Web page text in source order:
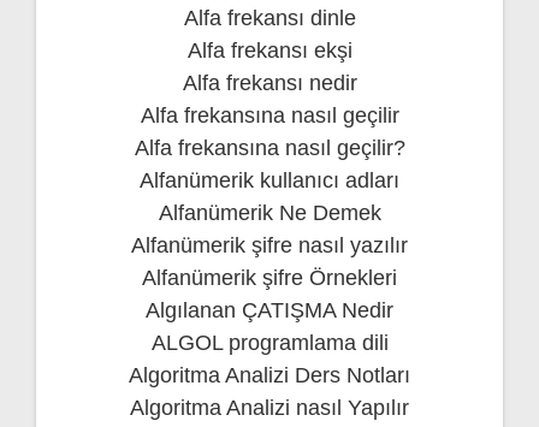
Alfa frekansı dinle
Alfa frekansı ekşi
Alfa frekansı nedir
Alfa frekansına nasıl geçilir
Alfa frekansına nasıl geçilir?
Alfanümerik kullanıcı adları
Alfanümerik Ne Demek
Alfanümerik şifre nasıl yazılır
Alfanümerik şifre Örnekleri
Algılanan ÇATIŞMA Nedir
ALGOL programlama dili
Algoritma Analizi Ders Notları
Algoritma Analizi nasıl Yapılır